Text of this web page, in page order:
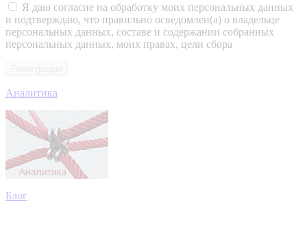
Я даю согласие на обработку моих персональных данных
и подтверждаю, что правильно осведомлен(а) о владельце
персональных данных, составе и содержании собранных
персональных данных, моих правах, цели сбора
Аналитика
Блог